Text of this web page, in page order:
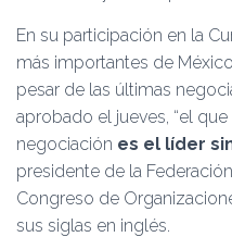
En su participación en la
más importantes de
pesar de las últimas
aprobado el jueves, “el
negociación es el líder
presidente de la
Congreso de
sus siglas en inglés.